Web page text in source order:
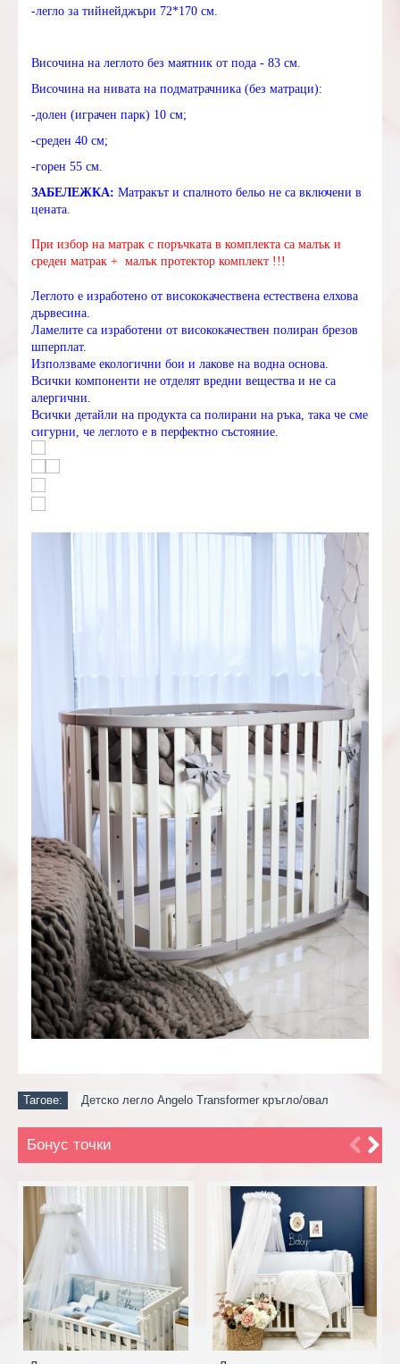
-легло за тийнейджъри 72*170 см.
Височина на леглото без маятник от пода - 83 см.
Височина на нивата на подматрачника (без матраци):
-долен (играчен парк) 10 см;
-среден 40 см;
-горен 55 см.
ЗАБЕЛЕЖКА: Матракът и спалното бельо не са включени в
цената.
При избор на матрак с поръчката в комплекта са малък и
среден матрак + малък протектор комплект !!!
Леглото е изработено от висококачествена естествена елхова
дървесина.
Ламелите са изработени от висококачествен полиран брезов
шперплат.
Използваме екологични бои и лакове на водна основа.
Всички компоненти не отделят вредни вещества и не са
алергични.
Всички детайли на продукта са полирани на ръка, така че сме
сигурни, че леглото е в перфектно състояние.
Тагове: Детско легло Angelo Transformer кръгло/овал
Бонус точки